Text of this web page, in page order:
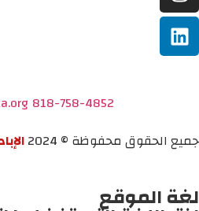
818-758-4852
جميع الحقوق محفوظة © 2024
لغة الموقع